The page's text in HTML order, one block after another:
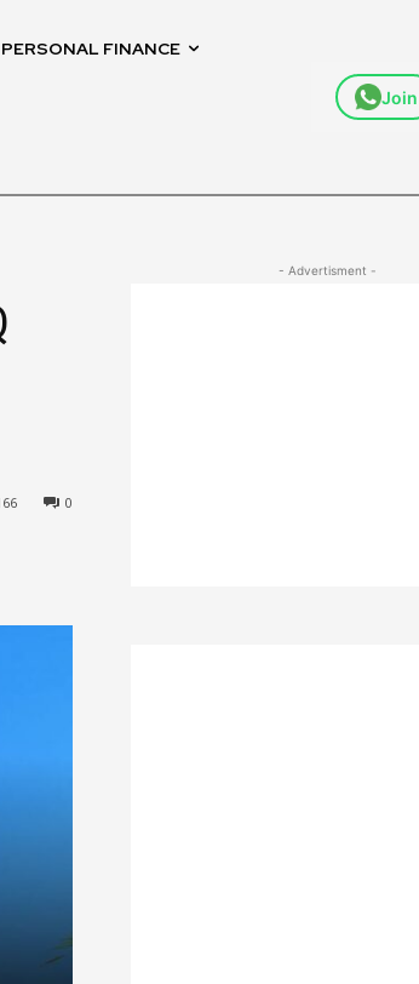
PERSONAL FINANCE
Join
0
- Advertisment -